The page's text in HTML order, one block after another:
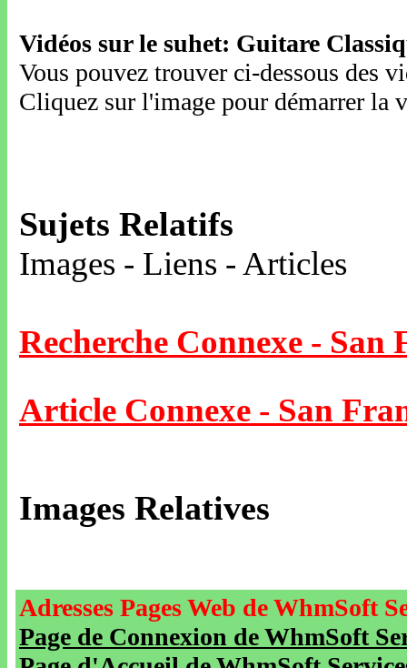
Vidéos sur le suhet: Guitare
Vous pouvez trouver ci-dessous des
Cliquez sur l'image pour démarrer la
Sujets Relatifs
Images - Liens - Articles
Recherche Connexe - San
Article Connexe - San
Images Relatives
Adresses Pages Web de WhmSoft
Page de Connexion de WhmSoft